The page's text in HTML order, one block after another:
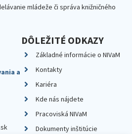
mládeže či správa knižničného
a
DÔLEŽITÉ ODKAZY
Základné informácie o NIVaM
Kontakty
Kariéra
Kde nás nájdete
Pracoviská NIVaM
Dokumenty inštitúcie